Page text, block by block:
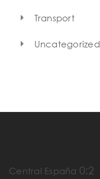
Transport
Uncategorized
Central España 0:2